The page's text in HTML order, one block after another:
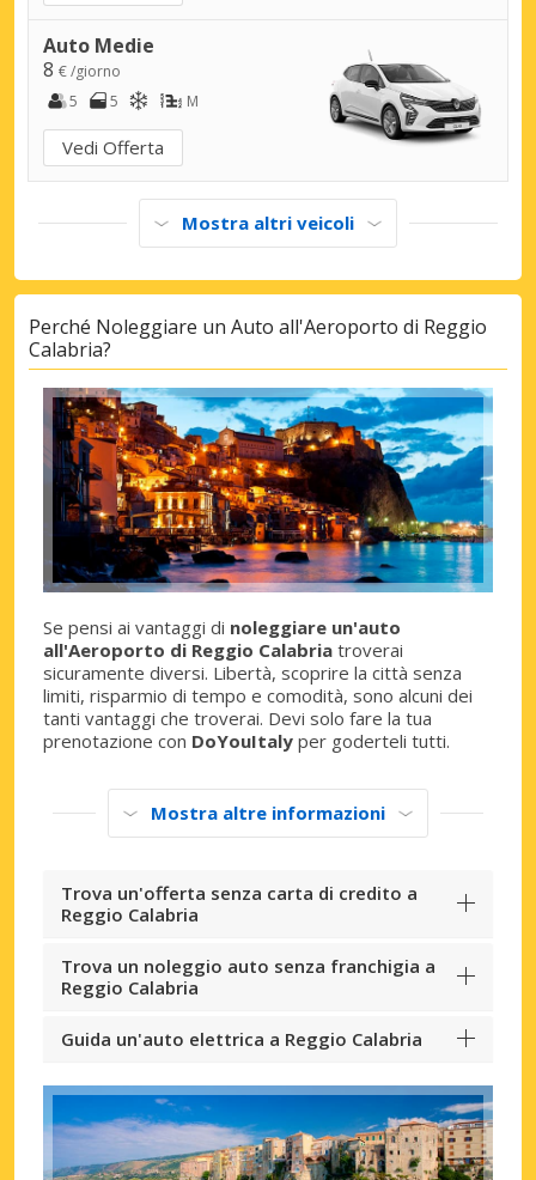
Auto Medie
8 € /giorno
5
5 M
Vedi Offerta
Mostra altri veicoli
Perché Noleggiare un Auto all'Aeroporto di Reggio
Calabria?
Se pensi ai vantaggi di noleggiare un'auto
all'Aeroporto di Reggio Calabria troverai
sicuramente diversi. Libertà, scoprire la città senza
limiti, risparmio di tempo e comodità, sono alcuni dei
tanti vantaggi che troverai. Devi solo fare la tua
prenotazione con DoYouItaly per goderteli tutti.
Mostra altre informazioni
Trova un'offerta senza carta di credito a
Reggio Calabria
Trova un noleggio auto senza franchigia a
Reggio Calabria
Guida un'auto elettrica a Reggio Calabria